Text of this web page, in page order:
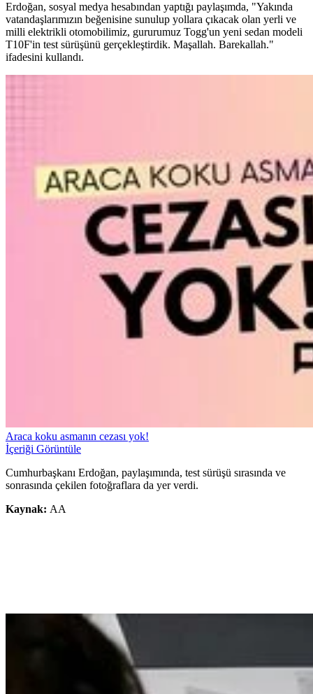
Erdoğan, sosyal medya hesabından yaptığı paylaşımda, "Yakında
vatandaşlarımızın beğenisine sunulup yollara çıkacak olan yerli ve
milli elektrikli otomobilimiz, gururumuz Togg'un yeni sedan modeli
T10F'in test sürüşünü gerçekleştirdik. Maşallah. Barekallah."
ifadesini kullandı.
Araca koku asmanın cezası yok!
İçeriği Görüntüle
Cumhurbaşkanı Erdoğan, paylaşımında, test sürüşü sırasında ve
sonrasında çekilen fotoğraflara da yer verdi.
Kaynak: AA